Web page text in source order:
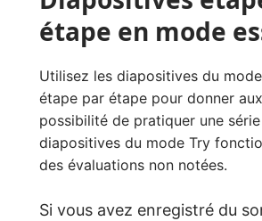
étape en mode
Utilisez les diapositives du
étape par étape pour donner
possibilité de pratiquer une
diapositives du mode Try
des évaluations non notées.
Si vous avez enregistré du